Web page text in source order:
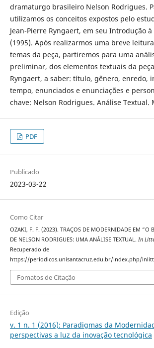
dramaturgo brasileiro Nelson Rodrigues.
utilizamos os conceitos expostos pelo
Jean-Pierre Ryngaert, em seu Introdução
(1995). Após realizarmos uma breve
temas da peça, partiremos para uma
preliminar, dos elementos textuais da
Ryngaert, a saber: título, gênero, enredo,
tempo, enunciados e enunciações e
chave: Nelson Rodrigues. Análise Textual.
PDF
Publicado
2023-03-22
Como Citar
OZAKI, F. F. (2023). TRAÇOS DE MODERNIDADE EM “O
DE NELSON RODRIGUES: UMA ANÁLISE TEXTUAL. In
Recuperado de
https://periodicos.unisantacruz.edu.br/index.php/
Fomatos de Citação
Edição
v. 1 n. 1 (2016): Paradigmas da
perspectivas a luz da inovação tecnológica